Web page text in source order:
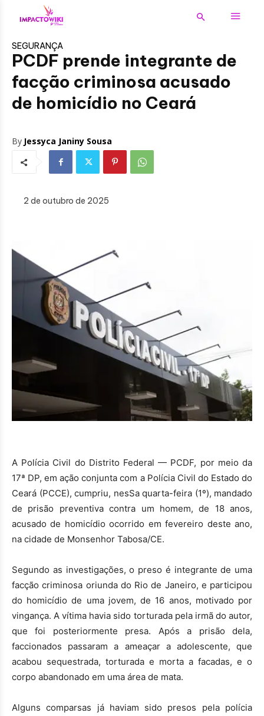
SEGURANÇA
PCDF prende integrante de
facção criminosa acusado
de homicídio no Ceará
By Jessyca Janiny Sousa
2 de outubro de 2025
A Polícia Civil do Distrito Federal — PCDF, por meio da
17ª DP, em ação conjunta com a Polícia Civil do Estado do
Ceará (PCCE), cumpriu, nesSa quarta-feira (1º), mandado
de prisão preventiva contra um homem, de 18 anos,
acusado de homicídio ocorrido em fevereiro deste ano,
na cidade de Monsenhor Tabosa/CE.
Segundo as investigações, o preso é integrante de uma
facção criminosa oriunda do Rio de Janeiro, e participou
do homicídio de uma jovem, de 16 anos, motivado por
vingança. A vítima havia sido torturada pela irmã do autor,
que foi posteriormente presa. Após a prisão dela,
faccionados passaram a ameaçar a adolescente, que
acabou sequestrada, torturada e morta a facadas, e o
corpo abandonado em uma área de mata.
Alguns comparsas já haviam sido presos pela polícia